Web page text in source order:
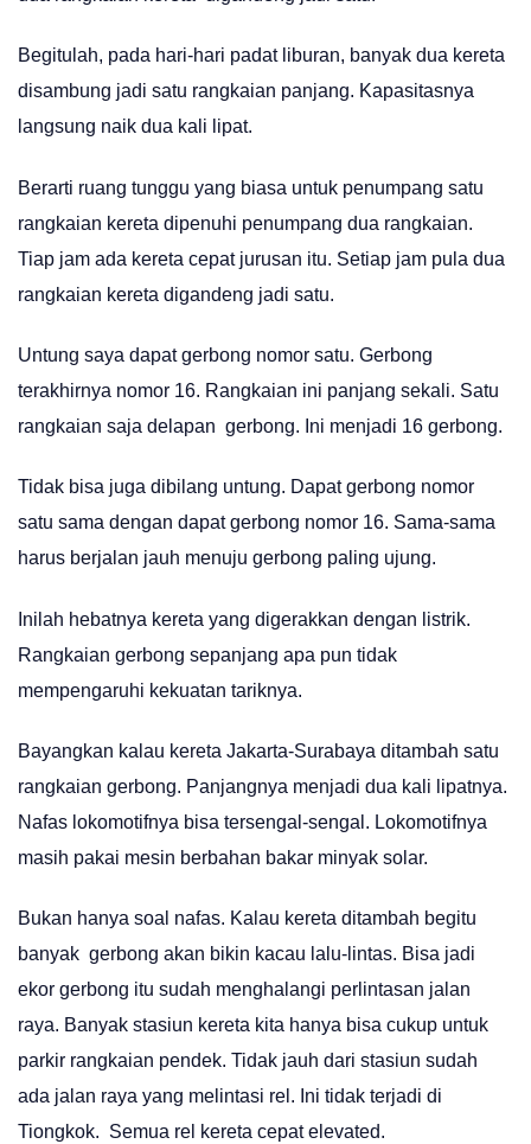
Begitulah, pada hari-hari padat liburan, banyak dua kereta
disambung jadi satu rangkaian panjang. Kapasitasnya
langsung naik dua kali lipat.
Berarti ruang tunggu yang biasa untuk penumpang satu
rangkaian kereta dipenuhi penumpang dua rangkaian.
Tiap jam ada kereta cepat jurusan itu. Setiap jam pula dua
rangkaian kereta digandeng jadi satu.
Untung saya dapat gerbong nomor satu. Gerbong
terakhirnya nomor 16. Rangkaian ini panjang sekali. Satu
rangkaian saja delapan gerbong. Ini menjadi 16 gerbong.
Tidak bisa juga dibilang untung. Dapat gerbong nomor
satu sama dengan dapat gerbong nomor 16. Sama-sama
harus berjalan jauh menuju gerbong paling ujung.
Inilah hebatnya kereta yang digerakkan dengan listrik.
Rangkaian gerbong sepanjang apa pun tidak
mempengaruhi kekuatan tariknya.
Bayangkan kalau kereta Jakarta-Surabaya ditambah satu
rangkaian gerbong. Panjangnya menjadi dua kali lipatnya.
Nafas lokomotifnya bisa tersengal-sengal. Lokomotifnya
masih pakai mesin berbahan bakar minyak solar.
Bukan hanya soal nafas. Kalau kereta ditambah begitu
banyak gerbong akan bikin kacau lalu-lintas. Bisa jadi
ekor gerbong itu sudah menghalangi perlintasan jalan
raya. Banyak stasiun kereta kita hanya bisa cukup untuk
parkir rangkaian pendek. Tidak jauh dari stasiun sudah
ada jalan raya yang melintasi rel. Ini tidak terjadi di
Tiongkok. Semua rel kereta cepat elevated.